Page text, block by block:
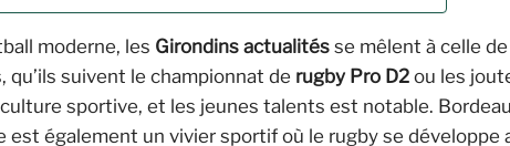
moderne, les Girondins actualités se mêlent à celle de
suivent le championnat de rugby Pro D2 ou les
culture sportive, et les jeunes talents est notable.
est également un vivier sportif où le rugby se développe